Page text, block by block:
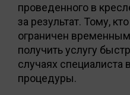
проведенного в
за результат. Тому,
ограничен
получить услугу
случаях специалиста
процедуры.